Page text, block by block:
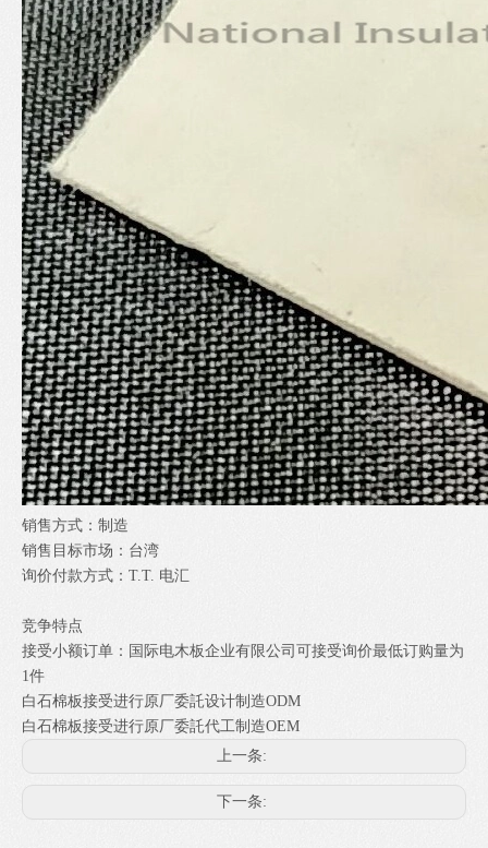
销售方式：制造
销售目标市场：台湾
询价付款方式：T.T. 电汇
竞争特点
接受小额订单：国际电木板企业有限公司可接受询价最低订购量为
1件
白石棉板接受进行原厂委託设计制造ODM
白石棉板接受进行原厂委託代工制造OEM
上一条:
下一条: